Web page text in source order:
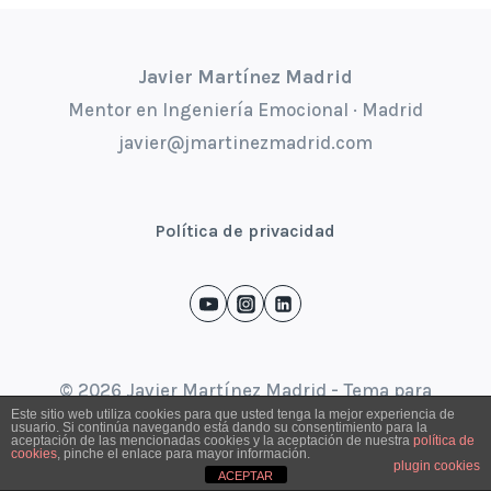
Javier Martínez Madrid
Mentor en Ingeniería Emocional · Madrid
javier@jmartinezmadrid.com
Política de privacidad
© 2026 Javier Martínez Madrid - Tema para
WordPress porKadence WP
Este sitio web utiliza cookies para que usted tenga la mejor experiencia de
usuario. Si continúa navegando está dando su consentimiento para la
aceptación de las mencionadas cookies y la aceptación de nuestra política de
cookies, pinche el enlace para mayor información.
plugin cookies
ACEPTAR